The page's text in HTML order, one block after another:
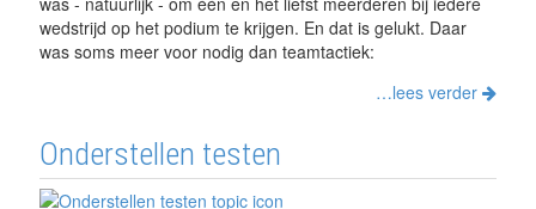
wedstrijd op het podium te krijgen. En dat is gelukt. Daar
was soms meer voor nodig dan teamtactiek:
…lees verder
Onderstellen testen